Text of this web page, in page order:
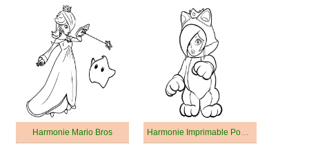
Harmonie Mario Bros Harmonie Imprimable Pour Enfants